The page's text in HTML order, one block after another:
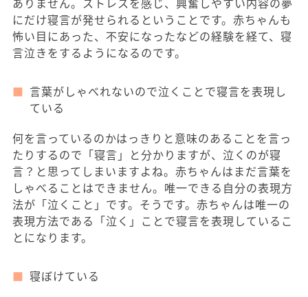
にだけ寝言が発せられるということです。赤ちゃんも
怖い目にあった、不安になったなどの経験を経て、寝
言泣きをするようになるのです。
言葉がしゃべれないので泣くことで寝言を表現し
ている
何を言っているのかはっきりと意味のあることを言っ
たりするので「寝言」と分かりますが、泣くのが寝
言？と思ってしまいますよね。赤ちゃんはまだ言葉を
しゃべることはできません。唯一できる自分の表現方
法が「泣くこと」です。そうです。赤ちゃんは唯一の
表現方法である「泣く」ことで寝言を表現しているこ
とになります。
寝ぼけている